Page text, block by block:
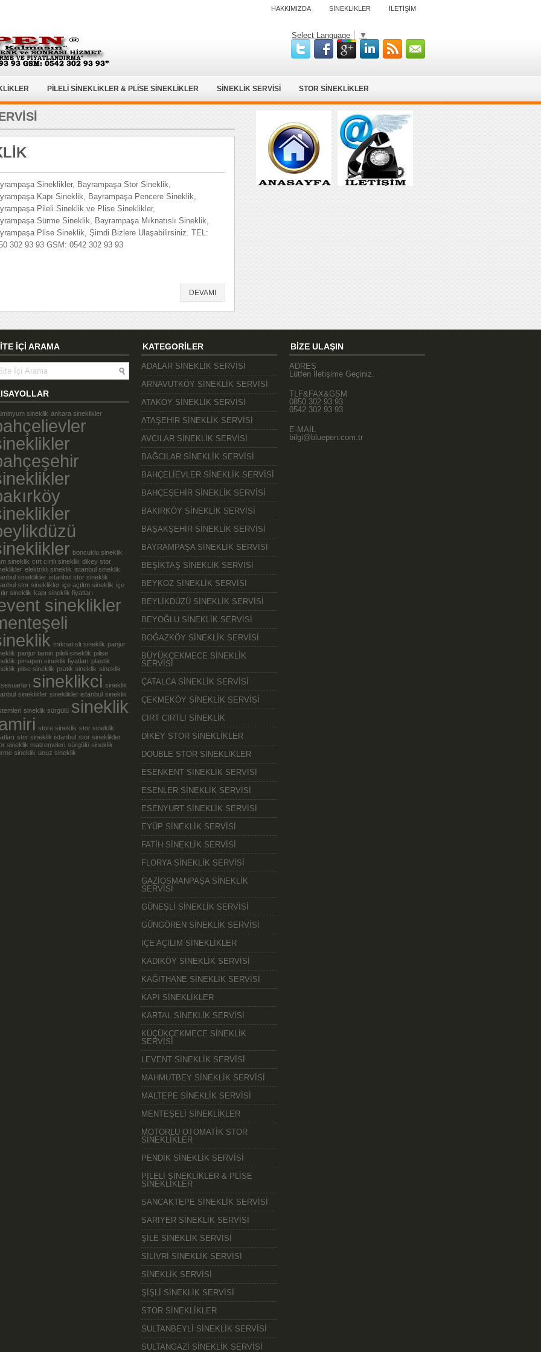
HAKKIMIZDA SİNEKLİKLER İLETİŞİM
Select Language ▼
PİLELİ SİNEKLİKLER & PLİSE SİNEKLİKLER SİNEKLİK SERVİSİ STOR SİNEKLİKLER
Sineklikler, Bayrampaşa Stor Sineklik,
Kapı Sineklik, Bayrampaşa Pencere Sineklik,
Pileli Sineklik ve Plise Sineklikler,
Sürme Sineklik, Bayrampaşa Mıknatıslı Sineklik,
Plise Sineklik, Şimdi Bizlere Ulaşabilirsiniz. TEL:
302 93 93 GSM: 0542 302 93 93
DEVAMI
İÇİ ARAMA
sineklik ankara sineklikler
boncuklu sineklik
sineklik cırt cırtlı sineklik dikey stor
elektrikli sineklik istanbul sineklik
sineklikler istanbul stor sineklik
stor sineklikler içe açılım sineklik içe
sineklik kapı sineklik fiyatları
sineklikler
mıknatıslı sineklik panjur
panjur tamiri pileli sineklik pilise
pimapen sineklik fiyatları plastik
plise sineklik pratik sineklik sineklik
sineklikci sineklik
sineklikler sineklikler istanbul sineklik
sineklik sürgülü sineklik
store sineklik stor sineklik
stor sineklik istanbul stor sineklikler
sineklik malzemeleri sürgülü sineklik
sineklik ucuz sineklik
KATEGORİLER
ADALAR SİNEKLİK SERVİSİ
ARNAVUTKÖY SİNEKLİK SERVİSİ
ATAKÖY SİNEKLİK SERVİSİ
ATAŞEHİR SİNEKLİK SERVİSİ
AVCILAR SİNEKLİK SERVİSİ
BAĞCILAR SİNEKLİK SERVİSİ
BAHÇELİEVLER SİNEKLİK SERVİSİ
BAHÇEŞEHİR SİNEKLİK SERVİSİ
BAKIRKÖY SİNEKLİK SERVİSİ
BAŞAKŞEHİR SİNEKLİK SERVİSİ
BAYRAMPAŞA SİNEKLİK SERVİSİ
BEŞİKTAŞ SİNEKLİK SERVİSİ
BEYKOZ SİNEKLİK SERVİSİ
BEYLİKDÜZÜ SİNEKLİK SERVİSİ
BEYOĞLU SİNEKLİK SERVİSİ
BOĞAZKÖY SİNEKLİK SERVİSİ
BÜYÜKÇEKMECE SİNEKLİK
SERVİSİ
ÇATALCA SİNEKLİK SERVİSİ
ÇEKMEKÖY SİNEKLİK SERVİSİ
CIRT CIRTLI SİNEKLİK
DİKEY STOR SİNEKLİKLER
DOUBLE STOR SİNEKLİKLER
ESENKENT SİNEKLİK SERVİSİ
ESENLER SİNEKLİK SERVİSİ
ESENYURT SİNEKLİK SERVİSİ
EYÜP SİNEKLİK SERVİSİ
FATİH SİNEKLİK SERVİSİ
FLORYA SİNEKLİK SERVİSİ
GAZİOSMANPAŞA SİNEKLİK
SERVİSİ
GÜNEŞLİ SİNEKLİK SERVİSİ
GÜNGÖREN SİNEKLİK SERVİSİ
İÇE AÇILIM SİNEKLİKLER
KADIKÖY SİNEKLİK SERVİSİ
KAĞITHANE SİNEKLİK SERVİSİ
KAPI SİNEKLİKLER
KARTAL SİNEKLİK SERVİSİ
KÜÇÜKÇEKMECE SİNEKLİK
SERVİSİ
LEVENT SİNEKLİK SERVİSİ
MAHMUTBEY SİNEKLİK SERVİSİ
MALTEPE SİNEKLİK SERVİSİ
MENTEŞELİ SİNEKLİKLER
MOTORLU OTOMATİK STOR
SİNEKLİKLER
PENDİK SİNEKLİK SERVİSİ
PİLELİ SİNEKLİKLER & PLİSE
SİNEKLİKLER
SANCAKTEPE SİNEKLİK SERVİSİ
SARIYER SİNEKLİK SERVİSİ
ŞİLE SİNEKLİK SERVİSİ
SİLİVRİ SİNEKLİK SERVİSİ
SİNEKLİK SERVİSİ
ŞİŞLİ SİNEKLİK SERVİSİ
STOR SİNEKLİKLER
SULTANBEYLİ SİNEKLİK SERVİSİ
SULTANGAZİ SİNEKLİK SERVİSİ
BİZE ULAŞIN
ADRES
Lütfen İletişime Geçiniz.
TLF&FAX&GSM
0850 302 93 93
0542 302 93 93
E-MAİL
bilgi@bluepen.com.tr